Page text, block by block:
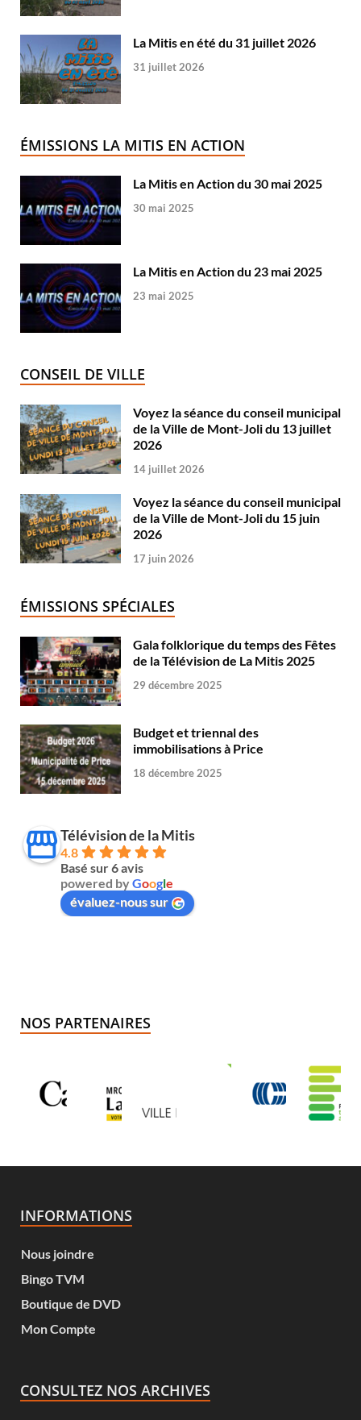
La Mitis en été du 31 juillet 2026
31 juillet 2026
ÉMISSIONS LA MITIS EN ACTION
La Mitis en Action du 30 mai 2025
30 mai 2025
La Mitis en Action du 23 mai 2025
23 mai 2025
CONSEIL DE VILLE
Voyez la séance du conseil municipal
de la Ville de Mont-Joli du 13 juillet
2026
14 juillet 2026
Voyez la séance du conseil municipal
de la Ville de Mont-Joli du 15 juin
2026
17 juin 2026
ÉMISSIONS SPÉCIALES
Gala folklorique du temps des Fêtes
de la Télévision de La Mitis 2025
29 décembre 2025
Budget et triennal des
immobilisations à Price
18 décembre 2025
Télévision de la Mitis
4.8
Basé sur 6 avis
powered byGoogle
évaluez-nous sur
NOS PARTENAIRES
INFORMATIONS
Nous joindre
Bingo TVM
Boutique de DVD
Mon Compte
CONSULTEZ NOS ARCHIVES